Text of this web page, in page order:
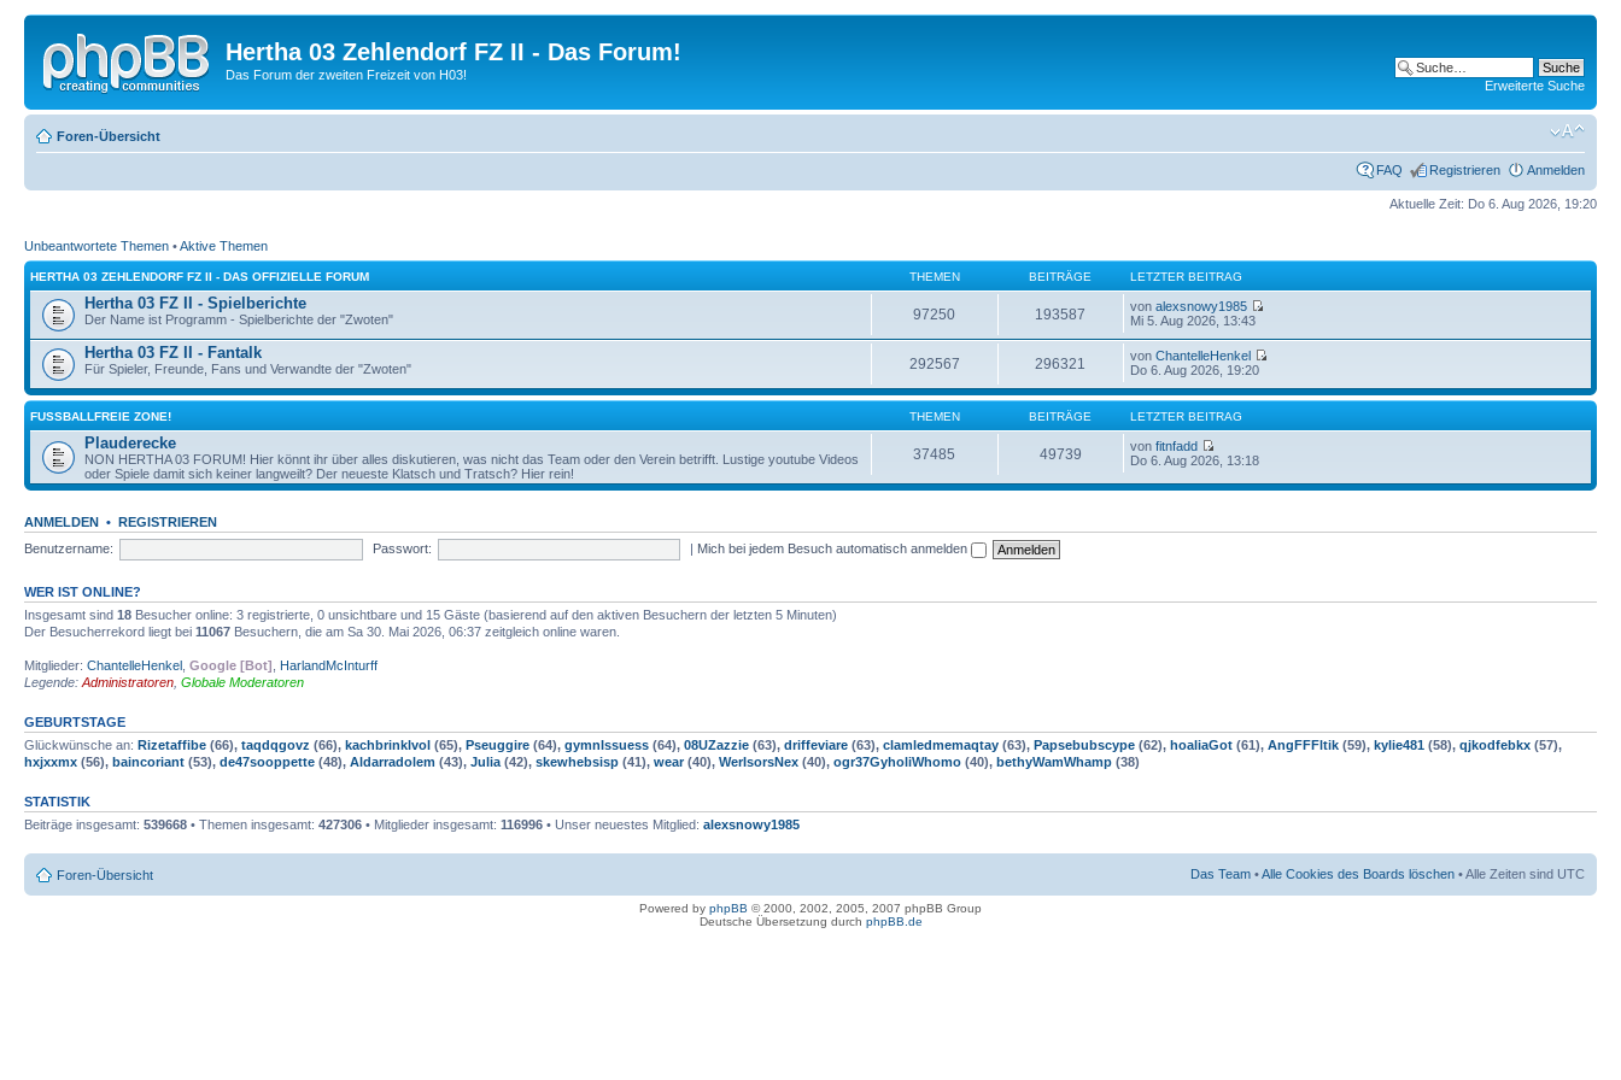
Hertha 03 Zehlendorf FZ II - Das Forum!
Das Forum der zweiten Freizeit von H03!
Erweiterte Suche
Foren-Übersicht
FAQ Registrieren Anmelden
Aktuelle Zeit: Do 6. Aug 2026, 19:20
Unbeantwortete Themen •Aktive Themen
HERTHA 03 ZEHLENDORF FZ II - DAS OFFIZIELLE FORUM THEMEN BEITRÄGE LETZTER BEITRAG
Hertha 03 FZ II - Spielberichte
Der Name ist Programm - Spielberichte der "Zwoten" 97250 193587 vonalexsnowy1985
Mi 5. Aug 2026, 13:43
Hertha 03 FZ II - Fantalk
Für Spieler, Freunde, Fans und Verwandte der "Zwoten" 292567 296321 vonChantelleHenkel
Do 6. Aug 2026, 19:20
FUSSBALLFREIE ZONE! THEMEN BEITRÄGE LETZTER BEITRAG
Plauderecke
NON HERTHA 03 FORUM! Hier könnt ihr über alles diskutieren, was nicht das Team oder den Verein betrifft. Lustige youtube Videos
oder Spiele damit sich keiner langweilt? Der neueste Klatsch und Tratsch? Hier rein!
37485 49739 vonfitnfadd
Do 6. Aug 2026, 13:18
ANMELDEN • REGISTRIEREN
Benutzername:
Passwort: | Mich bei jedem Besuch automatisch anmelden
WER IST ONLINE?
Insgesamt sind 18 Besucher online: 3 registrierte, 0 unsichtbare und 15 Gäste (basierend auf den aktiven Besuchern der letzten 5 Minuten)
Der Besucherrekord liegt bei 11067 Besuchern, die am Sa 30. Mai 2026, 06:37 zeitgleich online waren.
Mitglieder: ChantelleHenkel Google [Bot]
HarlandMcInturff
Legende: Administratoren Globale Moderatoren
GEBURTSTAGE
Glückwünsche an: Rizetaffibe (66), taqdqgovz (66), kachbrinklvol (65), Pseuggire (64), gymnIssuess (64), 08UZazzie (63), driffeviare (63), clamledmemaqtay (63), Papsebubscype (62), hoaliaGot (61), AngFFFltik (59), kylie481 (58), qjkodfebkx (57),
hxjxxmx (56), baincoriant (53), de47sooppette (48), Aldarradolem (43), Julia (42), skewhebsisp (41), wear(40), WerIsorsNex (40), ogr37GyholiWhomo (40), bethyWamWhamp (38)
STATISTIK
Beiträge insgesamt: 539668 • Themen insgesamt: 427306 • Mitglieder insgesamt: 116996 • Unser neuestes Mitglied: alexsnowy1985
Foren-Übersicht Das Team •Alle Cookies des Boards löschen • Alle Zeiten sind UTC
Powered by phpBB © 2000, 2002, 2005, 2007 phpBB Group
Deutsche Übersetzung durch phpBB.de